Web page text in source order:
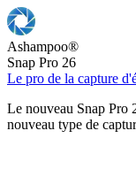
Ashampoo®
Snap Pro 26
Le pro de la capture
Le nouveau Snap
nouveau type de